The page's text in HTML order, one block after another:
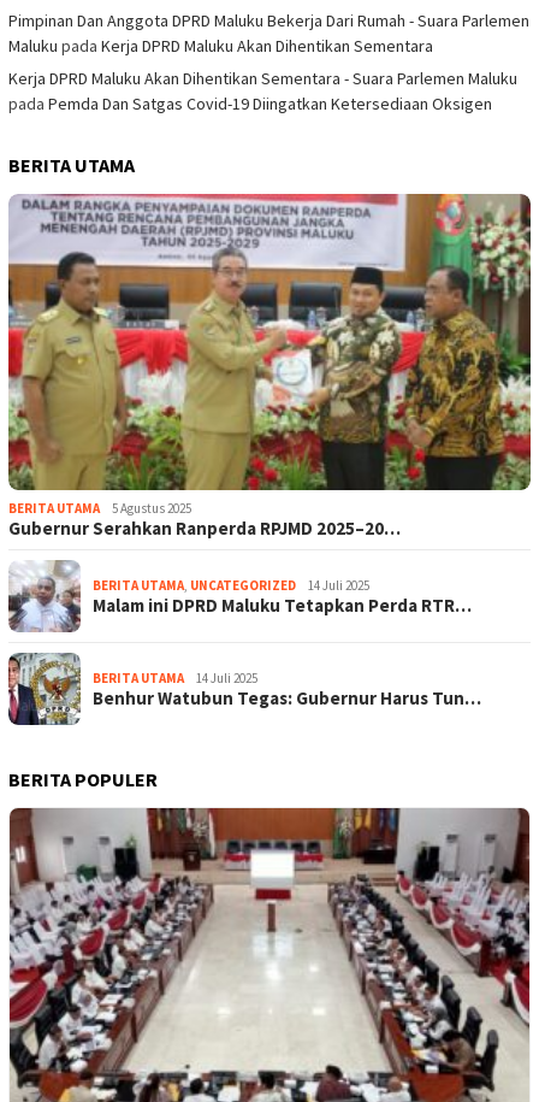
Pimpinan Dan Anggota DPRD Maluku Bekerja Dari Rumah - Suara Parlemen
Maluku pada Kerja DPRD Maluku Akan Dihentikan Sementara
Kerja DPRD Maluku Akan Dihentikan Sementara - Suara Parlemen Maluku
pada Pemda Dan Satgas Covid-19 Diingatkan Ketersediaan Oksigen
BERITA UTAMA
BERITA UTAMA 5 Agustus 2025
Gubernur Serahkan Ranperda RPJMD 2025–20…
BERITA UTAMA UNCATEGORIZED 14 Juli 2025
Malam ini DPRD Maluku Tetapkan Perda RTR…
BERITA UTAMA 14 Juli 2025
Benhur Watubun Tegas: Gubernur Harus Tun…
BERITA POPULER